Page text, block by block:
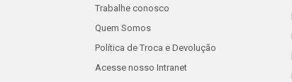
Trabalhe conosco
Quem Somos
Política de Troca e Devolução
Acesse nosso Intranet